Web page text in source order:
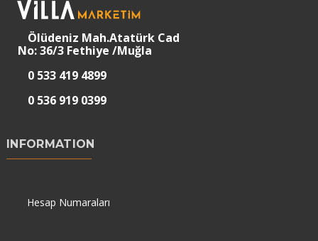
Ölüdeniz Mah.Atatürk Cad
No: 36/3 Fethiye /Muğla
0 533 419 4899
0 536 919 0399
INFORMATION
Hesap Numaraları